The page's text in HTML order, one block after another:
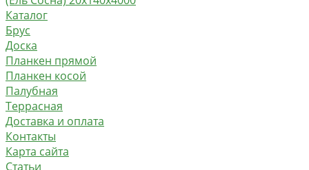
Каталог
Брус
Доска
Планкен прямой
Планкен косой
Палубная
Террасная
Доставка и оплата
Контакты
Карта сайта
Статьи